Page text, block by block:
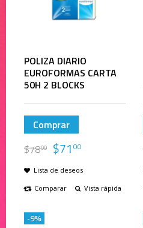
POLIZA DIARIO
EUROFORMAS CARTA
50H 2 BLOCKS
Comprar
$7800 $71 00
Lista de deseos
Comparar
Vista rápida
-9%